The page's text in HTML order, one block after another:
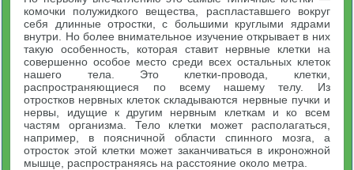
комочки полужидкого вещества, распластавшего вокруг
себя длинные отростки, с большими круглыми ядрами
внутри. Но более внимательное изучение открывает в них
такую особенность, которая ставит нервные клетки на
совершенно особое место среди всех остальных клеток
нашего тела. Это клетки-провода, клетки,
распространяющиеся по всему нашему телу. Из
отростков нервных клеток складываются нервные пучки и
нервы, идущие к другим нервным клеткам и ко всем
частям организма. Тело клетки может располагаться,
например, в поясничной области спинного мозга, а
отросток этой клетки может заканчиваться в икроножной
мышце, распространяясь на расстояние около метра.